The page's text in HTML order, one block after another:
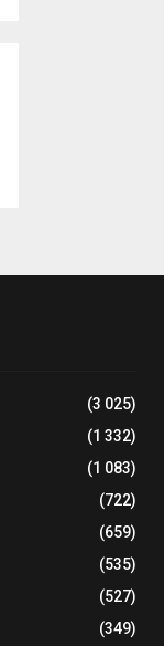
(3 025)
(1 332)
(1 083)
(722)
(659)
(535)
(527)
(349)